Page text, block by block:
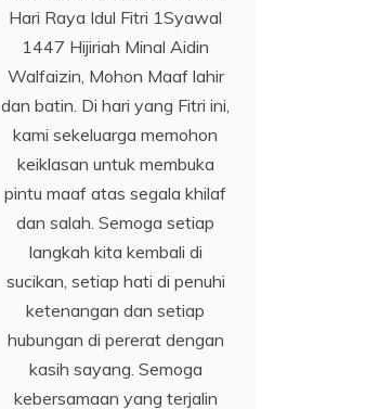
Hari Raya Idul Fitri 1Syawal
1447 Hijiriah Minal Aidin
Walfaizin, Mohon Maaf lahir
dan batin. Di hari yang Fitri ini,
kami sekeluarga memohon
keiklasan untuk membuka
pintu maaf atas segala khilaf
dan salah. Semoga setiap
langkah kita kembali di
sucikan, setiap hati di penuhi
ketenangan dan setiap
hubungan di pererat dengan
kasih sayang. Semoga
kebersamaan yang terjalin